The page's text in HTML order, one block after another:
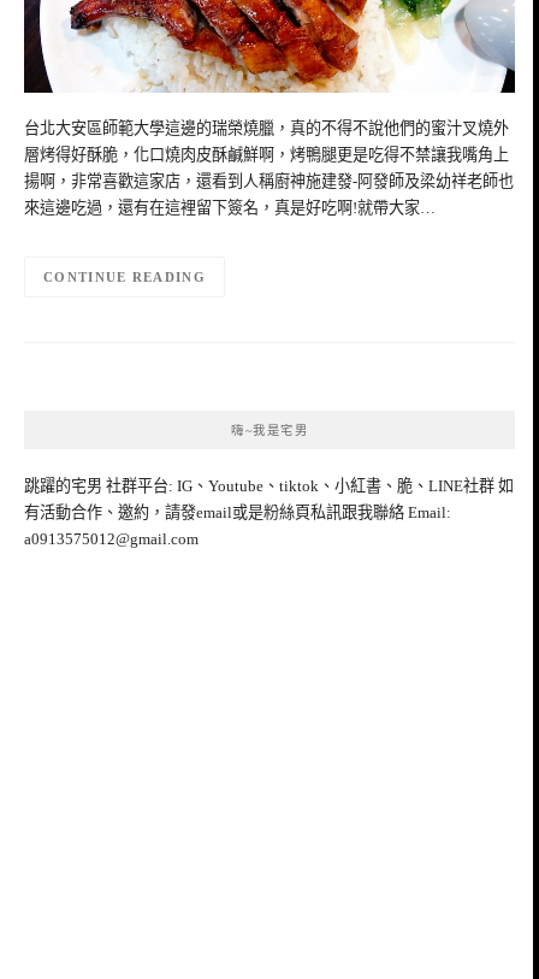
台北大安區師範大學這邊的瑞榮燒臘，真的不得不說他們的蜜汁叉燒外
層烤得好酥脆，化口燒肉皮酥鹹鮮啊，烤鴨腿更是吃得不禁讓我嘴角上
揚啊，非常喜歡這家店，還看到人稱廚神施建發-阿發師及梁幼祥老師也
來這邊吃過，還有在這裡留下簽名，真是好吃啊!就帶大家…
CONTINUE READING
嗨~我是宅男
跳躍的宅男 社群平台: IG、Youtube、tiktok、小紅書、脆、LINE社群 如
有活動合作、邀約，請發email或是粉絲頁私訊跟我聯絡 Email:
a0913575012@gmail.com